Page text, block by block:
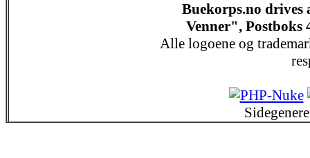
Buekorps.no drives
Venner", Postboks
Alle logoene og